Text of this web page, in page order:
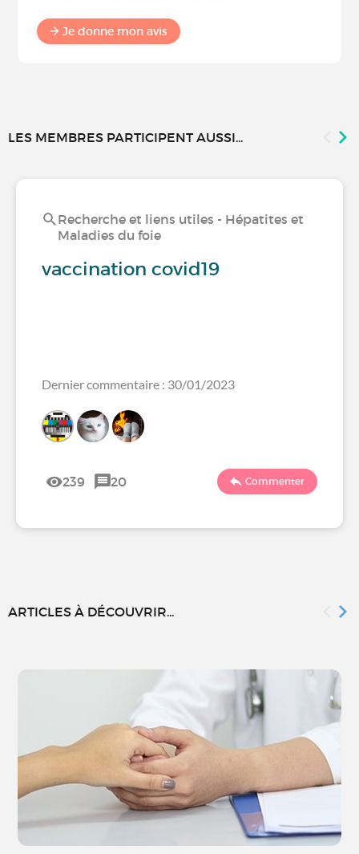
Je donne mon avis
LES MEMBRES PARTICIPENT AUSSI...
Recherche et liens utiles - Hépatites et
Maladies du foie
vaccination covid19
Dernier commentaire : 30/01/2023
239 20 Commenter
ARTICLES À DÉCOUVRIR...